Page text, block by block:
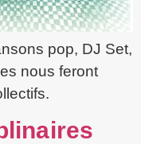
pop, DJ Set,
nous feront